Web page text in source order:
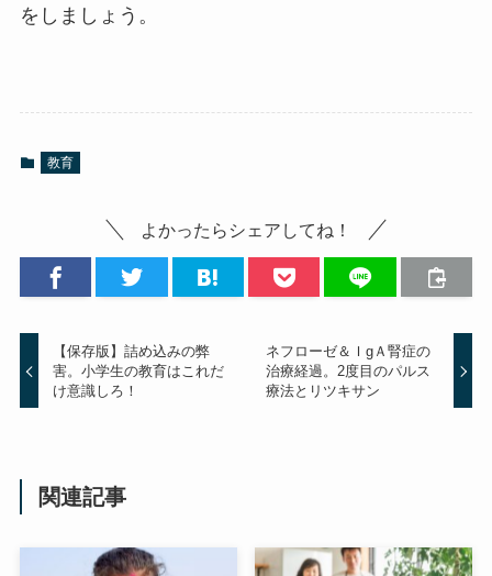
をしましょう。
教育
よかったらシェアしてね！
【保存版】詰め込みの弊
害。小学生の教育はこれだ
け意識しろ！
ネフローゼ＆ＩgＡ腎症の
治療経過。2度目のパルス
療法とリツキサン
関連記事